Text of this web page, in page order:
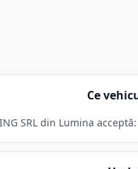
Ce
SRL din Lumina